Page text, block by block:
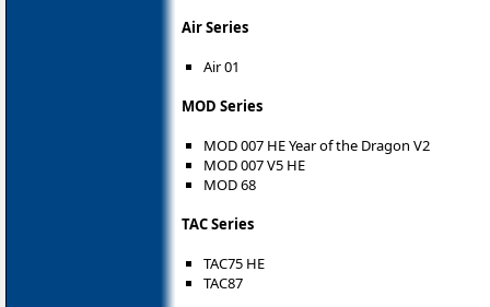
Air Series
Air 01
MOD Series
MOD 007 HE Year of the Dragon V2
MOD 007 V5 HE
MOD 68
TAC Series
TAC75 HE
TAC87